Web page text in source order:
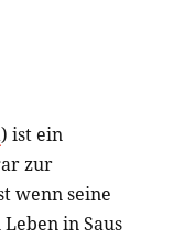
) ist ein
zur
wenn seine
in Saus